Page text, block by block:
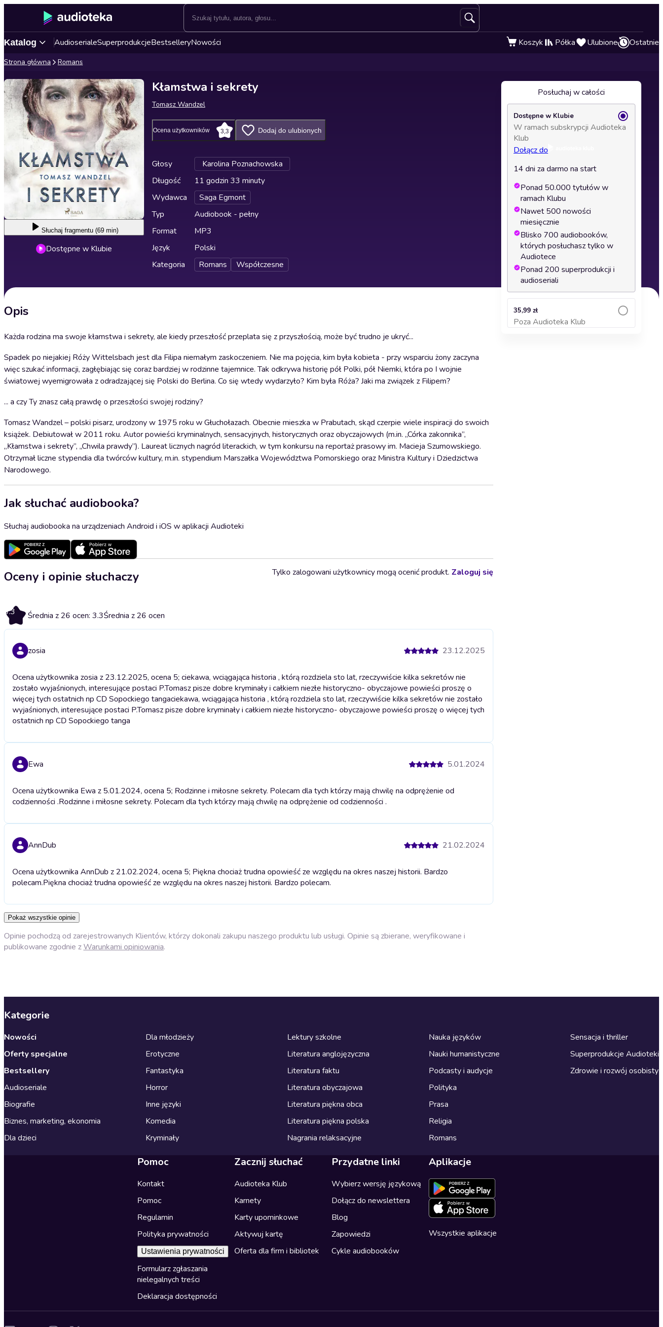
Katalog AudioserialeSuperprodukcjeBestselleryNowości Koszyk Półka Ulubione Ostatnie
Strona główna Romans
Słuchaj fragmentu (69 min)
Dostępne w Klubie
Kłamstwa i sekrety
Tomasz Wandzel
Ocena użytkowników 3,3 Dodaj do ulubionych
Głosy
Karolina Poznachowska
Długość
11 godzin 33 minuty
Wydawca
Saga Egmont
Typ
Audiobook - pełny
Format
MP3
Język
Polski
Kategoria
Romans Współczesne
Opis
Każda rodzina ma swoje kłamstwa i sekrety, ale kiedy przeszłość przeplata się z przyszłością, może być trudno je ukryć...
Spadek po niejakiej Róży Wittelsbach jest dla Filipa niemałym zaskoczeniem. Nie ma pojęcia, kim była kobieta - przy wsparciu żony zaczyna
więc szukać informacji, zagłębiając się coraz bardziej w rodzinne tajemnice. Tak odkrywa historię pół Polki, pół Niemki, która po I wojnie
światowej wyemigrowała z odradzającej się Polski do Berlina. Co się wtedy wydarzyło? Kim była Róża? Jaki ma związek z Filipem?
... a czy Ty znasz całą prawdę o przeszłości swojej rodziny?
Tomasz Wandzel – polski pisarz, urodzony w 1975 roku w Głuchołazach. Obecnie mieszka w Prabutach, skąd czerpie wiele inspiracji do swoich
książek. Debiutował w 2011 roku. Autor powieści kryminalnych, sensacyjnych, historycznych oraz obyczajowych (m.in. „Córka zakonnika”,
„Kłamstwa i sekrety”, „Chwila prawdy”). Laureat licznych nagród literackich, w tym konkursu na reportaż prasowy im. Macieja Szumowskiego.
Otrzymał liczne stypendia dla twórców kultury, m.in. stypendium Marszałka Województwa Pomorskiego oraz Ministra Kultury i Dziedzictwa
Narodowego.
Jak słuchać audiobooka?
Słuchaj audiobooka na urządzeniach Android i iOS w aplikacji Audioteki
Oceny i opinie słuchaczy
3.3 Średnia z 26 ocen: 3.3Średnia z 26 ocen
Tylko zalogowani użytkownicy mogą ocenić produkt. Zaloguj się
zosia 23.12.2025
Ocena użytkownika zosia z 23.12.2025, ocena 5; ciekawa, wciągająca historia , którą rozdziela sto lat, rzeczywiście kilka sekretów nie
zostało wyjaśnionych, interesujące postaci P.Tomasz pisze dobre kryminały i całkiem niezłe historyczno- obyczajowe powieści proszę o
więcej tych ostatnich np CD Sopockiego tangaciekawa, wciągająca historia , którą rozdziela sto lat, rzeczywiście kilka sekretów nie zostało
wyjaśnionych, interesujące postaci P.Tomasz pisze dobre kryminały i całkiem niezłe historyczno- obyczajowe powieści proszę o więcej tych
ostatnich np CD Sopockiego tanga
Ewa 5.01.2024
Ocena użytkownika Ewa z 5.01.2024, ocena 5; Rodzinne i miłosne sekrety. Polecam dla tych którzy mają chwilę na odprężenie od
codzienności .Rodzinne i miłosne sekrety. Polecam dla tych którzy mają chwilę na odprężenie od codzienności .
AnnDub 21.02.2024
Ocena użytkownika AnnDub z 21.02.2024, ocena 5; Piękna chociaż trudna opowieść ze względu na okres naszej historii. Bardzo
polecam.Piękna chociaż trudna opowieść ze względu na okres naszej historii. Bardzo polecam.
Pokaż wszystkie opinie
Opinie pochodzą od zarejestrowanych Klientów, którzy dokonali zakupu naszego produktu lub usługi. Opinie są zbierane, weryfikowane i
publikowane zgodnie zWarunkami opiniowania.
Posłuchaj w całości
Dostępne w Klubie
W ramach subskrypcji Audioteka
Klub
Dołącz do
14 dni za darmo na start
Ponad 50.000 tytułów w
ramach Klubu
Nawet 500 nowości
miesięcznie
Blisko 700 audiobooków,
których posłuchasz tylko w
Audiotece
Ponad 200 superprodukcji i
audioseriali
35,99 zł
Poza Audioteka Klub
Dodaj do koszyka
Kategorie
Nowości
Oferty specjalne
Bestsellery
Audioseriale
Biografie
Biznes, marketing, ekonomia
Dla dzieci
Dla młodzieży
Erotyczne
Fantastyka
Horror
Inne języki
Komedia
Kryminały
Lektury szkolne
Literatura anglojęzyczna
Literatura faktu
Literatura obyczajowa
Literatura piękna obca
Literatura piękna polska
Nagrania relaksacyjne
Nauka języków
Nauki humanistyczne
Podcasty i audycje
Polityka
Prasa
Religia
Romans
Sensacja i thriller
Superprodukcje Audioteki
Zdrowie i rozwój osobisty
Pomoc
Kontakt
Pomoc
Regulamin
Polityka prywatności
Ustawienia prywatności
Formularz zgłaszania
nielegalnych treści
Deklaracja dostępności
Zacznij słuchać
Audioteka Klub
Karnety
Karty upominkowe
Aktywuj kartę
Oferta dla firm i bibliotek
Przydatne linki
Wybierz wersję językową
Dołącz do newslettera
Blog
Zapowiedzi
Cykle audiobooków
Aplikacje
Wszystkie aplikacje